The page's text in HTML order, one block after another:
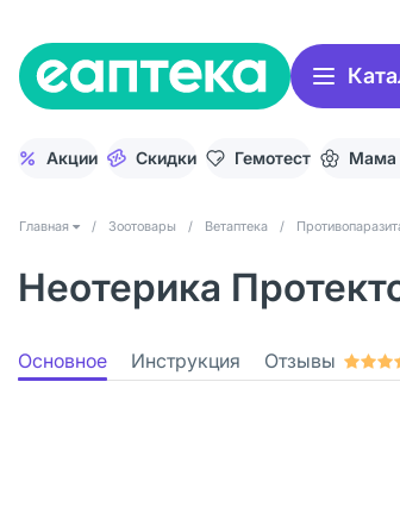
Акции Скидки Гемотест Мама
Главная / Зоотовары / Ветаптека /
Неотерика
Основное Инструкция Отзывы